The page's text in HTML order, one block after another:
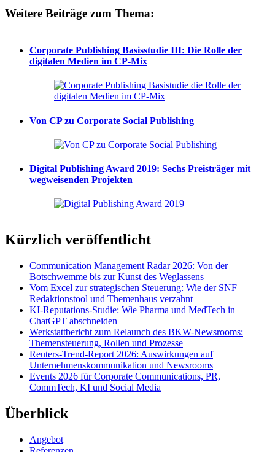
Weitere Beiträge zum Thema:
Corporate Publishing Basisstudie III: Die Rolle der
digitalen Medien im CP-Mix
Von CP zu Corporate Social Publishing
Digital Publishing Award 2019: Sechs Preisträger mit
wegweisenden Projekten
Kürzlich veröffentlicht
Communication Management Radar 2026: Von der
Botschwemme bis zur Kunst des Weglassens
Vom Excel zur strategischen Steuerung: Wie der SNF
Redaktionstool und Themenhaus verzahnt
KI-Reputations-Studie: Wie Pharma und MedTech in
ChatGPT abschneiden
Werkstattbericht zum Relaunch des BKW-Newsrooms:
Themensteuerung, Rollen und Prozesse
Reuters-Trend-Report 2026: Auswirkungen auf
Unternehmenskommunikation und Newsrooms
Events 2026 für Corporate Communications, PR,
CommTech, KI und Social Media
Überblick
Angebot